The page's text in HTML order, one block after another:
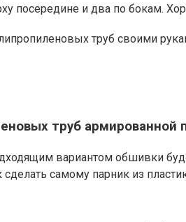
посередине и два по бокам.
труб своими
труб армированной
вариантом обшивки
самому парник из